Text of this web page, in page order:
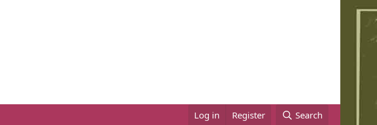
Log in Register Search